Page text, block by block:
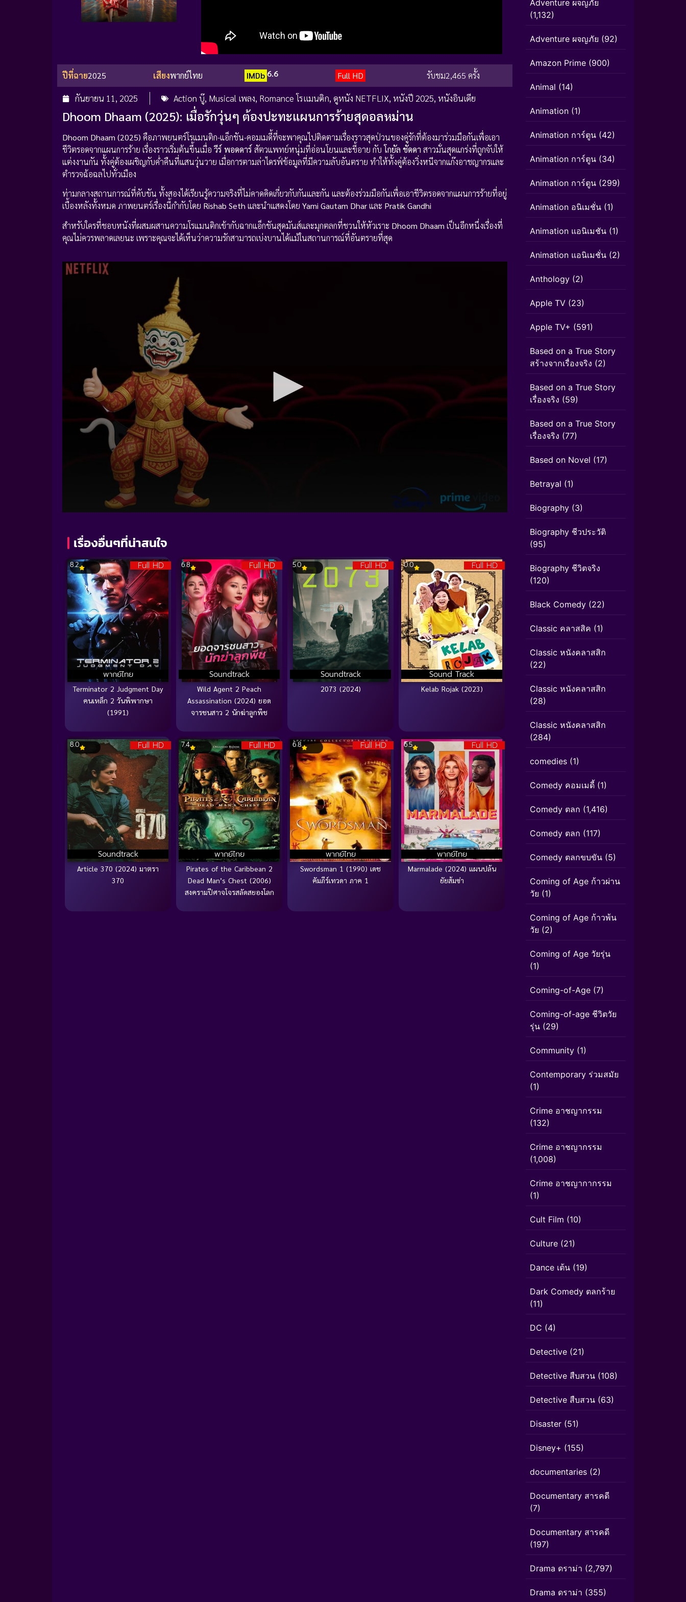
ปีที่ฉาย2025 เสียงพากย์ไทย IMDb 6.6 Full HD รับชม2,465 ครั้ง
กันยายน 11, 2025 Action บู๊, Musical เพลง, Romance โรแมนติก, ดูหนัง NETFLIX, หนังปี 2025, หนังอินเดีย
Dhoom Dhaam (2025): เมื่อรักวุ่นๆ ต้องปะทะแผนการร้ายสุดอลหม่าน
Dhoom Dhaam (2025) คือภาพยนตร์โรแมนติก-แอ็กชัน-คอมเมดี้ที่จะพาคุณไปติดตามเรื่องราวสุดป่วนของคู่รักที่ต้องมาร่วมมือกันเพื่อเอา
ชีวิตรอดจากแผนการร้าย เรื่องราวเริ่มต้นขึ้นเมื่อวีร์ พอดดาร์ สัตวแพทย์หนุ่มที่อ่อนโยนและขี้อาย กับ โกยัล ชัดดา สาวมั่นสุดแกร่งที่ถูกจับให้
แต่งงานกัน ทั้งคู่ต้องเผชิญกับค่ำคืนที่แสนวุ่นวาย เมื่อการตามล่าไดรฟ์ข้อมูลที่มีความลับอันตราย ทำให้ทั้งคู่ต้องวิ่งหนีจากแก๊งอาชญากรและ
ตำรวจฉ้อฉลไปทั่วเมือง
ท่ามกลางสถานการณ์ที่คับขัน ทั้งสองได้เรียนรู้ความจริงที่ไม่คาดคิดเกี่ยวกับกันและกัน และต้องร่วมมือกันเพื่อเอาชีวิตรอดจากแผนการร้ายที่อยู่
เบื้องหลังทั้งหมด ภาพยนตร์เรื่องนี้กำกับโดย Rishab Seth และนำแสดงโดย Yami Gautam Dharและ Pratik Gandhi
สำหรับใครที่ชอบหนังที่ผสมผสานความโรแมนติกเข้ากับฉากแอ็กชันสุดมันส์และมุกตลกที่ชวนให้หัวเราะ Dhoom Dhaam เป็นอีกหนึ่งเรื่องที่
คุณไม่ควรพลาดเลยนะ เพราะคุณจะได้เห็นว่าความรักสามารถเบ่งบานได้แม้ในสถานการณ์ที่อันตรายที่สุด
เรื่องอื่นๆที่น่าสนใจ
Full HD
พากย์ไทย
8.2
Terminator 2 Judgment Day
คนเหล็ก 2 วันพิพากษา
(1991)
Full HD
Soundtrack
6.8
Wild Agent 2 Peach
Assassination (2024) ยอด
จารชนสาว 2 นักฆ่าลูกพีช
Full HD
Soundtrack
5.0
2073 (2024)
Full HD
Sound Track
0.0
Kelab Rojak (2023)
Full HD
Soundtrack
8.0
Article 370 (2024) มาตรา
370
Full HD
พากย์ไทย
7.4
Pirates of the Caribbean 2
Dead Man’s Chest (2006)
สงครามปีศาจโจรสลัดสยองโลก
Full HD
พากย์ไทย
6.8
Swordsman 1 (1990) เดช
คัมภีร์เทวดา ภาค 1
Full HD
พากย์ไทย
6.5
Marmalade (2024) แผนปล้น
ยัยส้มซ่า
Adventure ผจญภัย
(1,132)
Adventure ผจญภัย (92)
Amazon Prime (900)
Animal (14)
Animation (1)
Animation การ์ตูน (42)
Animation การ์ตูน (34)
Animation การ์ตูน (299)
Animation อนิเมชั่น (1)
Animation แอนิเมชัน (1)
Animation แอนิเมชั่น (2)
Anthology (2)
Apple TV (23)
Apple TV+ (591)
Based on a True Story
สร้างจากเรื่องจริง (2)
Based on a True Story
เรื่องจริง (59)
Based on a True Story
เรื่องจริง (77)
Based on Novel (17)
Betrayal (1)
Biography (3)
Biography ชีวประวัติ
(95)
Biography ชีวิตจริง
(120)
Black Comedy (22)
Classic คลาสสิค (1)
Classic หนังคลาสสิก
(22)
Classic หนังคลาสสิก
(28)
Classic หนังคลาสสิก
(284)
comedies (1)
Comedy คอมเมดี้ (1)
Comedy ตลก (1,416)
Comedy ตลก (117)
Comedy ตลกขบขัน (5)
Coming of Age ก้าวผ่าน
วัย (1)
Coming of Age ก้าวพ้น
วัย (2)
Coming of Age วัยรุ่น
(1)
Coming-of-Age (7)
Coming-of-age ชีวิตวัย
รุ่น (29)
Community (1)
Contemporary ร่วมสมัย
(1)
Crime อาชญากรรม
(132)
Crime อาชญากรรม
(1,008)
Crime อาชญากากรรม
(1)
Cult Film (10)
Culture (21)
Dance เต้น (19)
Dark Comedy ตลกร้าย
(11)
DC (4)
Detective (21)
Detective สืบสวน (108)
Detective สืบสวน (63)
Disaster (51)
Disney+ (155)
documentaries (2)
Documentary สารคดี
(7)
Documentary สารคดี
(197)
Drama ดราม่า (2,797)
Drama ดราม่า (355)